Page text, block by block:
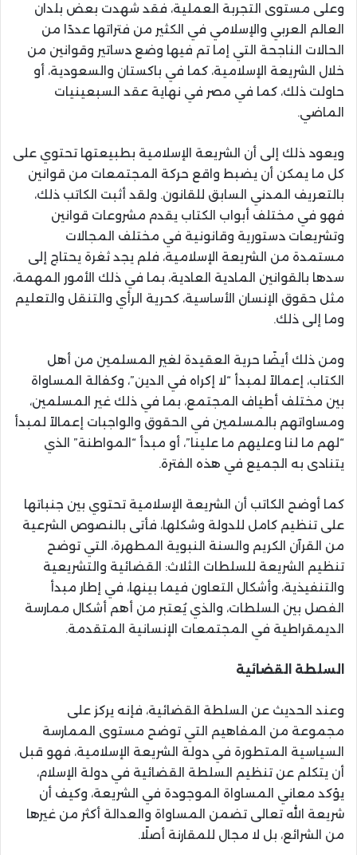
وعلى مستوى التجربة العملية، فقد شهدت بعض بلدان
العالم العربي والإسلامي في الكثير من فتراتها عددًا من
الحالات الناجحة التي إما تم فيها وضع دساتير وقوانين من
خلال الشريعة الإسلامية، كما في باكستان والسعودية، أو
حاولت ذلك، كما في مصر في نهاية عقد السبعينيات
الماضي.
ويعود ذلك إلى أن الشريعة الإسلامية بطبيعتها تحتوي على
كل ما يمكن أن يضبط واقع حركة المجتمعات من قوانين
بالتعريف المدني السابق للقانون. ولقد أثبت الكاتب ذلك،
فهو في مختلف أبواب الكتاب يقدم مشروعات قوانين
وتشريعات دستورية وقانونية في مختلف المجالات
مستمدة من الشريعة الإسلامية، فلم يجد ثغرة يحتاج إلى
سدها بالقوانين المادية العادية، بما في ذلك الأمور المهمة،
مثل حقوق الإنسان الأساسية، كحرية الرأي والتنقل والتعليم
وما إلى ذلك.
ومن ذلك أيضًا حرية العقيدة لغير المسلمين من أهل
الكتاب، إعمالاً لمبدأ “لا إكراه في الدين”، وكفالة المساواة
بين مختلف أطياف المجتمع، بما في ذلك غير المسلمين،
ومساواتهم بالمسلمين في الحقوق والواجبات إعمالاً لمبدأ
“لهم ما لنا وعليهم ما علينا”، أو مبدأ “المواطنة” الذي
يتنادى به الجميع في هذه الفترة.
كما أوضح الكاتب أن الشريعة الإسلامية تحتوي بين جنباتها
على تنظيم كامل للدولة وشكلها، فأتى بالنصوص الشرعية
من القرآن الكريم والسنة النبوية المطهرة، التي توضح
تنظيم الشريعة للسلطات الثلاث: القضائية والتشريعية
والتنفيذية، وأشكال التعاون فيما بينها، في إطار مبدأ
الفصل بين السلطات، والذي يُعتبر من أهم أشكال ممارسة
الديمقراطية في المجتمعات الإنسانية المتقدمة.
السلطة القضائية
وعند الحديث عن السلطة القضائية، فإنه يركز على
مجموعة من المفاهيم التي توضح مستوى الممارسة
السياسية المتطورة في دولة الشريعة الإسلامية، فهو قبل
أن يتكلم عن تنظيم السلطة القضائية في دولة الإسلام،
يؤكد معاني المساواة الموجودة في الشريعة، وكيف أن
شريعة الله تعالى تضمن المساواة والعدالة أكثر من غيرها
من الشرائع، بل لا مجال للمقارنة أصلًا.